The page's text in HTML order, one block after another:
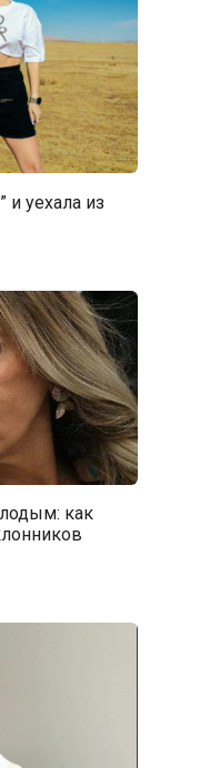
и уехала из
как